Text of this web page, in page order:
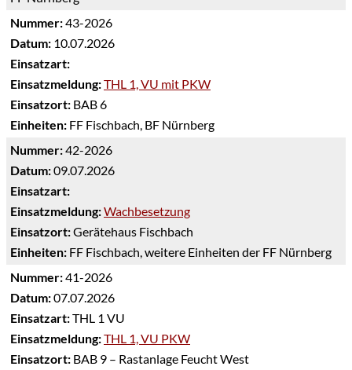
Nummer:43-2026
Datum: 10.07.2026
Einsatzart:
Einsatzmeldung:THL 1, VU mit PKW
Einsatzort: BAB 6
Einheiten: FF Fischbach, BF Nürnberg
Nummer:42-2026
Datum:09.07.2026
Einsatzart:
Einsatzmeldung:Wachbesetzung
Einsatzort:Gerätehaus Fischbach
Einheiten: FF Fischbach, weitere Einheiten der FF Nürnberg
Nummer:41-2026
Datum:07.07.2026
Einsatzart:THL 1 VU
Einsatzmeldung:THL 1, VU PKW
Einsatzort: BAB 9 – Rastanlage Feucht West